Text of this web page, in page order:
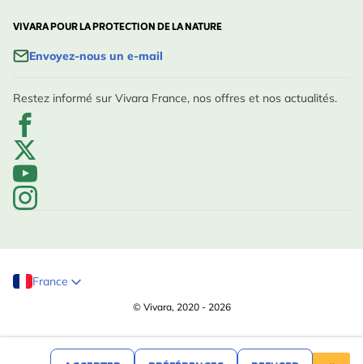
VIVARA POUR LA PROTECTION DE LA NATURE
Envoyez-nous un e-mail
Restez informé sur Vivara France, nos offres et nos actualités.
France
© Vivara, 2020 - 2026